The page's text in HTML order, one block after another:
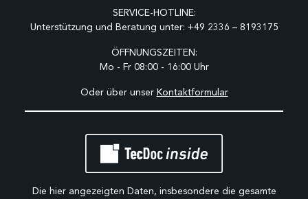
SERVICE-HOTLINE:
Unterstützung und Beratung unter: +49 2336 – 8193175
ÖFFNUNGSZEITEN:
Mo - Fr 08:00 - 16:00 Uhr
Oder über unser Kontaktformular
Die hier angezeigten Daten, insbesondere die gesamte